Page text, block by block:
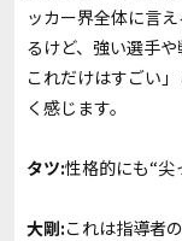
ッカー界全体に言
るけど、強い選手
これだけはすごい
く感じます。
タツ:性格的にも“尖
大剛:これは指導者